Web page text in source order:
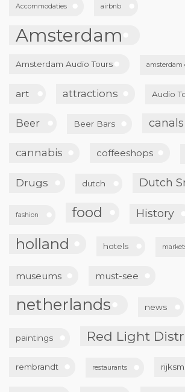
Accommodaties airbnb
Amsterdam
Amsterdam Audio Tours amsterdam
art attractions Audio
Beer Beer Bars canals
cannabis coffeeshops
Drugs dutch Dutch
fashion food History
holland hotels
museums must-see
netherlands news
paintings Red Light
rembrandt restaurants